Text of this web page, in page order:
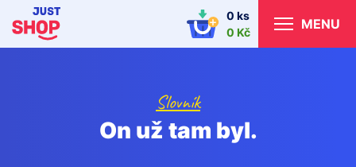
0 ks
0 Kč
MENU
Slovník
On už tam byl.